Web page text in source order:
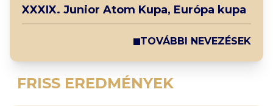
FRISS EREDMÉNYEK
XXXIX. Junior Atom Kupa, Európa kupa
TOVÁBBI NEVEZÉSEK